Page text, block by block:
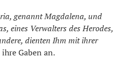
genannt Magdalena, und
eines Verwalters des Herodes,
dienten Ihm mit ihrer
Gaben an.